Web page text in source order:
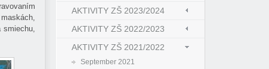
smiechu,
AKTIVITY ZŠ 2023/2024
AKTIVITY ZŠ 2022/2023
AKTIVITY ZŠ 2021/2022
September 2021